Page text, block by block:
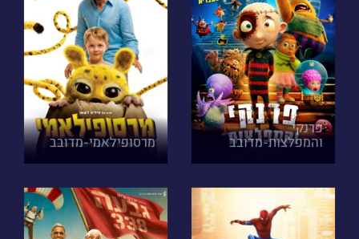
פרנקי
והמפלצות-מדובב מרסופילאמי-מדובב